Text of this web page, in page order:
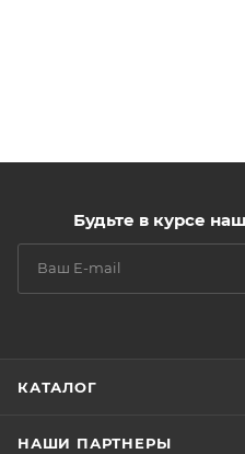
Будьте в курсе
КАТАЛОГ
НАШИ ПАРТНЕРЫ